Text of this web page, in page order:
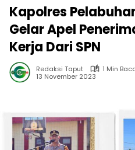
Kapolres
Gelar Apel
Kerja Dari SPN
Redaksi Taput
1 Min
13 November 2023